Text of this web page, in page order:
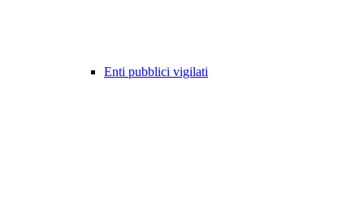
Enti pubblici vigilati